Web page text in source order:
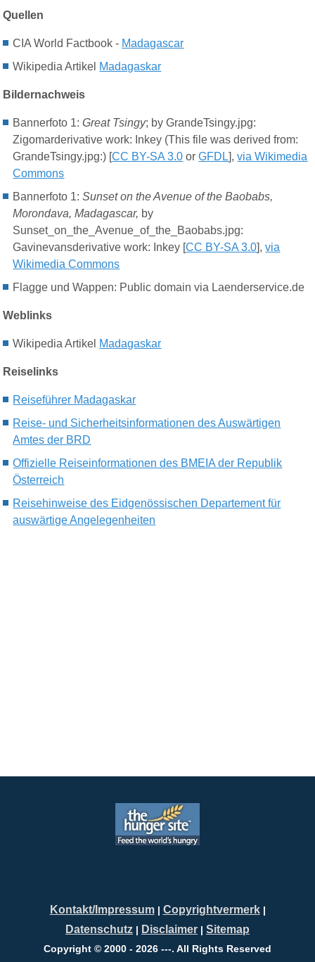
Quellen
CIA World Factbook - Madagascar
Wikipedia Artikel Madagaskar
Bildernachweis
Bannerfoto 1: Great Tsingy; by GrandeTsingy.jpg:
Zigomarderivative work: Inkey (This file was derived from:
GrandeTsingy.jpg:) [CC BY-SA 3.0 orGFDL],via Wikimedia
Commons
Bannerfoto 1: Sunset on the Avenue of the Baobabs,
Morondava, Madagascar, by
Sunset_on_the_Avenue_of_the_Baobabs.jpg:
Gavinevansderivative work: Inkey [CC BY-SA 3.0],via
Wikimedia Commons
Flagge und Wappen: Public domain via Laenderservice.de
Weblinks
Wikipedia Artikel Madagaskar
Reiselinks
Reiseführer Madagaskar
Reise- und Sicherheitsinformationen des Auswärtigen
Amtes der BRD
Offizielle Reiseinformationen des BMEIA der Republik
Österreich
Reisehinweise des Eidgenössischen Departement für
auswärtige Angelegenheiten
Kontakt/Impressum| Copyrightvermerk|
Datenschutz | Disclaimer | Sitemap
Copyright © 2000 - 2026 ---. All Rights Reserved